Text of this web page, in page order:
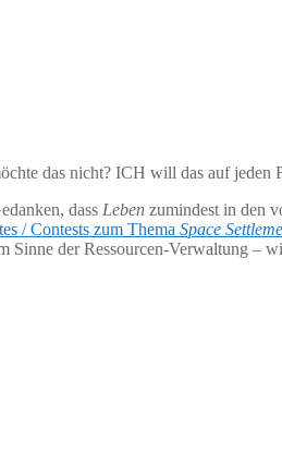
das nicht? ICH will das auf jeden
dass Leben zumindest in den
/ Contests zum Thema Space
der Ressourcen-Verwaltung –